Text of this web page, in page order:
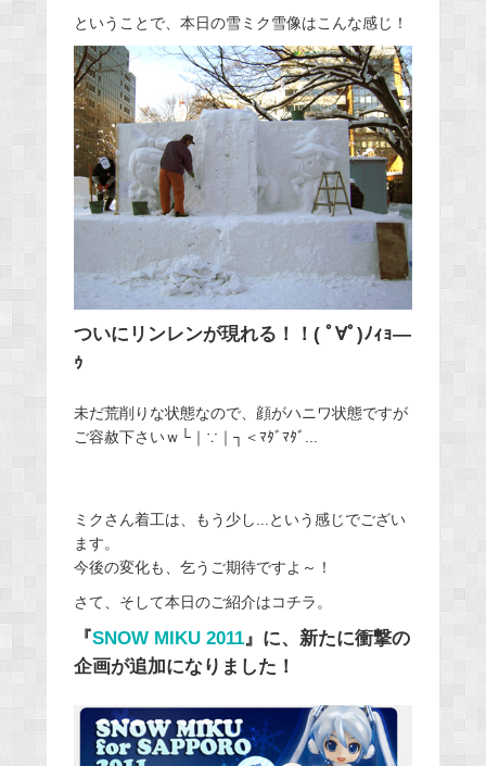
ということで、本日の雪ミク雪像はこんな感じ！
ついにリンレンが現れる！！( ﾟ∀ﾟ)ﾉｨｮ―
ｩ
未だ荒削りな状態なので、顔がハニワ状態ですが
ご容赦下さいｗ└｜∵｜┐＜ﾏﾀﾞﾏﾀﾞ...
ミクさん着工は、もう少し...という感じでござい
ます。
今後の変化も、乞うご期待ですよ～！
さて、そして本日のご紹介はコチラ。
『SNOW MIKU 2011』に、新たに衝撃の
企画が追加になりました！